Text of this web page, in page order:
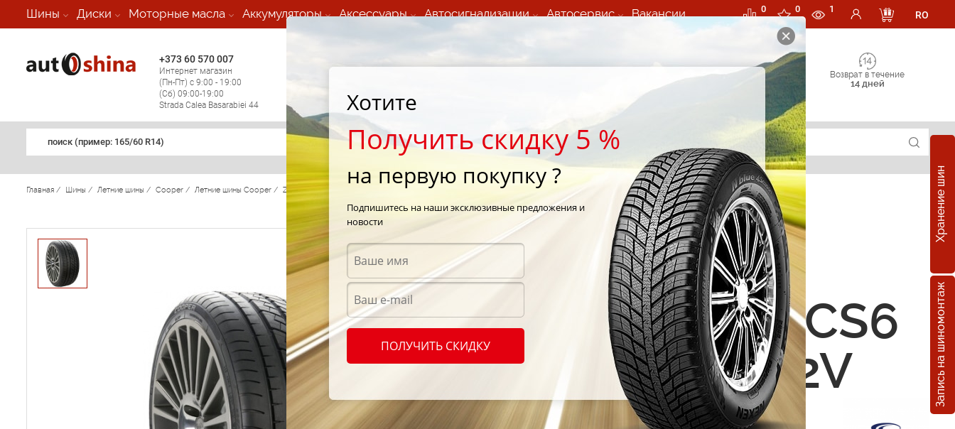
Шины Диски Моторные масла Аккумуляторы Аксессуары Автосигнализации Автосервис Вакансии 0 0 1
RO
+373 60 570 007
Интернет магазин
(Пн-Пт) с 9:00 - 19:00
(Сб) 09:00-19:00
Strada Calea Basarabiei 44
Мобильный шиномонтаж 24/7
Возврат в течение
14 дней
поиск (примеp: 165/60 R14)
Хранение шин
Запись на шиномонтаж
Главная / Шины / Летние шины / Cooper / Летние шины Cooper / Zeon CS6/ Cooper Zeon CS6 185/55 R15 82V
Летние шины
Cooper Zeon CS6
185/55 R15 82V
Хотите
Получить скидку 5 %
на первую покупку ?
Подпишитесь на наши эксклюзивные предложения и
новости
ПОЛУЧИТЬ СКИДКУ